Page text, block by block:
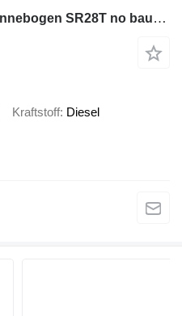
ABI Muller MS-M 10000T Sennebogen SR28T no bauer bg rg rtg 16 19 tm
Kraftstoff Diesel